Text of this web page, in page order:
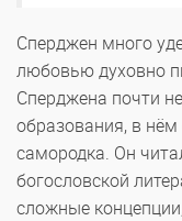
Сперджен много
любовью духовно
Сперджена почти
образования, в
самородка. Он
богословской
сложные